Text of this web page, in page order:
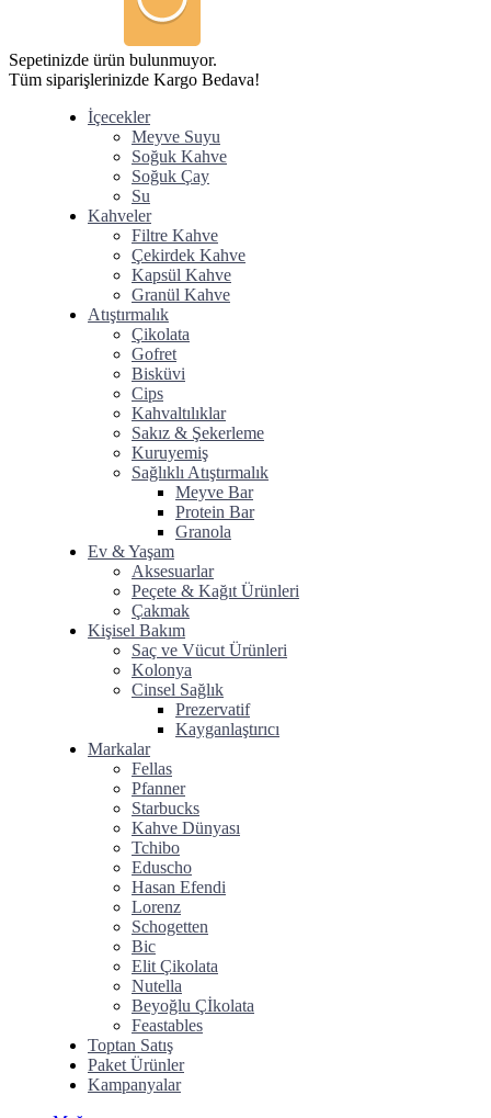
Sepetinizde ürün bulunmuyor.
Tüm siparişlerinizde Kargo Bedava!
İçecekler
Meyve Suyu
Soğuk Kahve
⁠Soğuk Çay
Su
Kahveler
Filtre Kahve
Çekirdek Kahve
Kapsül Kahve
Granül Kahve
Atıştırmalık
Çikolata
Gofret
Bisküvi
Cips
Kahvaltılıklar
Sakız & Şekerleme
Kuruyemiş
Sağlıklı Atıştırmalık
Meyve Bar
Protein Bar
Granola
Ev & Yaşam
Aksesuarlar
Peçete & Kağıt Ürünleri
Çakmak
Kişisel Bakım
Saç ve Vücut Ürünleri
Kolonya
Cinsel Sağlık
Prezervatif
Kayganlaştırıcı
Markalar
Fellas
Pfanner
Starbucks
Kahve Dünyası
Tchibo
Eduscho
Hasan Efendi
Lorenz
Schogetten
Bic
Elit Çikolata
Nutella
Beyoğlu Çİkolata
Feastables
Toptan Satış
Paket Ürünler
Kampanyalar